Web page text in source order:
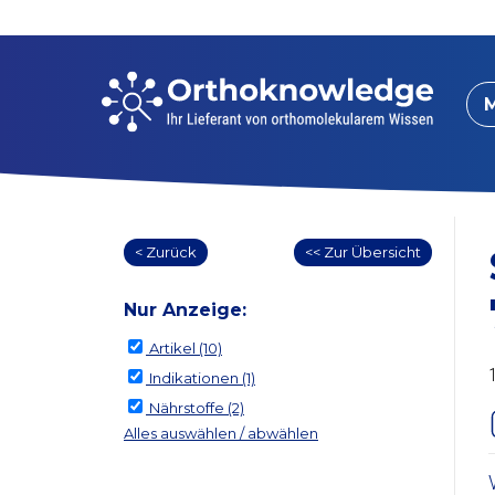
< Zurück << Zur Übersicht
Nur Anzeige:
Artikel (10)
Indikationen (1)
Nährstoffe (2)
Alles auswählen / abwählen